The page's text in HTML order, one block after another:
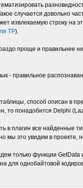
случается довольно
извлекаемую строку на
TP).
проще и правильнее
- правильное
способ описан в
то понадобится Delphi
в плагин все найденные
мы это увидим в проекте,
только функции
для однобайтовой